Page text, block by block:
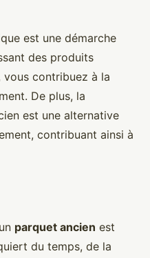
est une démarche
des produits
contribuez à la
De plus, la
est une alternative
contribuant ainsi à
parquet ancien est
du temps, de la